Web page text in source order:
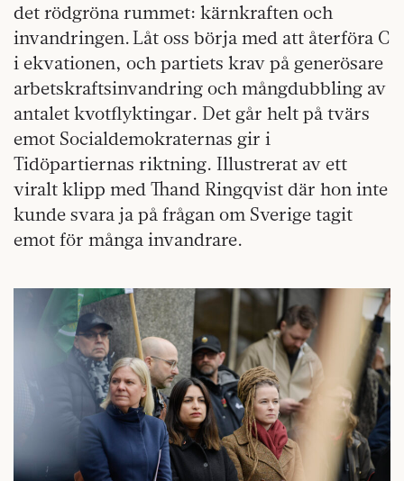
det rödgröna rummet: kärnkraften och
invandringen. Låt oss börja med att återföra C
i ekvationen, och partiets krav på generösare
arbetskraftsinvandring och mångdubbling av
antalet kvotflyktingar. Det går helt på tvärs
emot Socialdemokraternas gir i
Tidöpartiernas riktning. Illustrerat av ett
viralt klipp med Thand Ringqvist där hon inte
kunde svara ja på frågan om Sverige tagit
emot för många invandrare.